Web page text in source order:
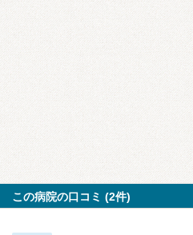
この病院の口コミ (2件)